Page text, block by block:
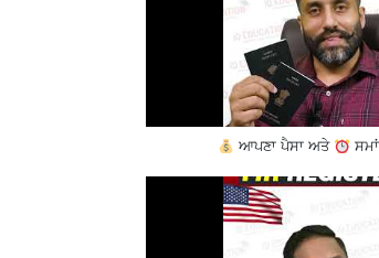
ਆਪਣਾ ਪੈਸਾ ਅਤੇ